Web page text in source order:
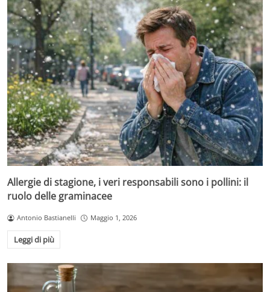
Allergie di stagione, i veri responsabili sono i pollini: il
ruolo delle graminacee
Antonio Bastianelli Maggio 1, 2026
Leggi di più